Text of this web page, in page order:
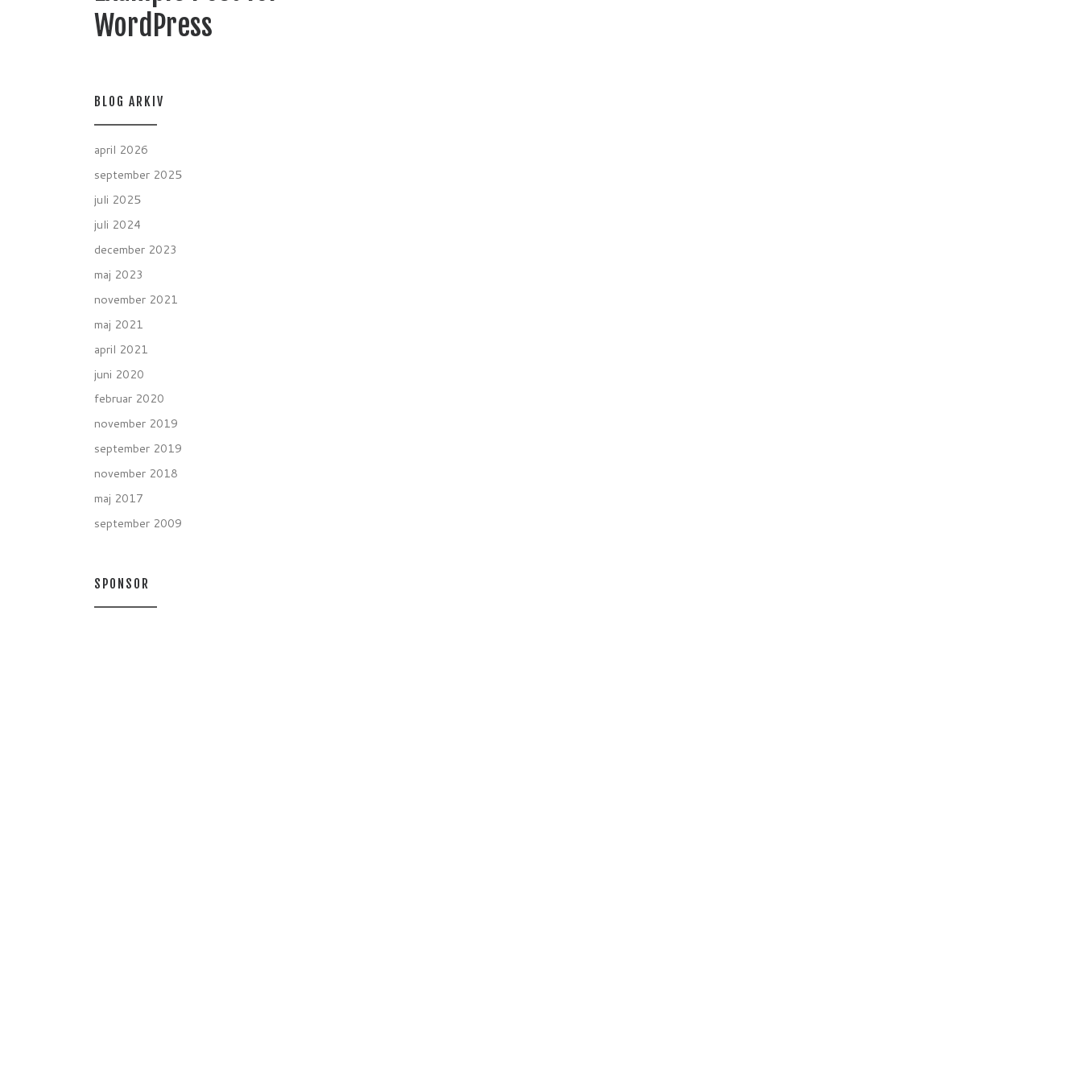
WordPress
BLOG ARKIV
april 2026
september 2025
juli 2025
juli 2024
december 2023
maj 2023
november 2021
maj 2021
april 2021
juni 2020
februar 2020
november 2019
september 2019
november 2018
maj 2017
september 2009
SPONSOR